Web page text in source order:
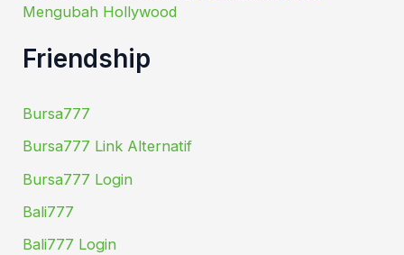
Mengubah Hollywood
Friendship
Bursa777
Bursa777 Link Alternatif
Bursa777 Login
Bali777
Bali777 Login